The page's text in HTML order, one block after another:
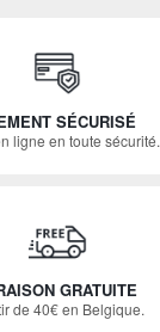
SÉCURISÉ
ligne en toute sécurité.
GRATUITE
de 40€ en Belgique.